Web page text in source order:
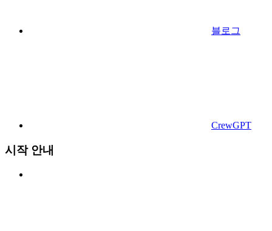
블로그
CrewGPT
시작 안내